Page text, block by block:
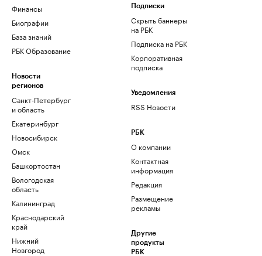
Финансы
Биографии
База знаний
РБК Образование
Новости
регионов
Санкт-Петербург
и область
Екатеринбург
Новосибирск
Омск
Башкортостан
Вологодская
область
Калининград
Краснодарский
край
Нижний
Новгород
Подписки
Скрыть баннеры
на РБК
Подписка на РБК
Корпоративная
подписка
Уведомления
RSS Новости
РБК
О компании
Контактная
информация
Редакция
Размещение
рекламы
Другие
продукты
РБК